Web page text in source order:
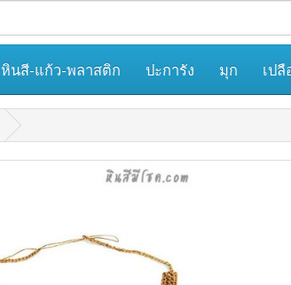
หินสี-แก้ว-พลาสติก ปะการัง มุก เป